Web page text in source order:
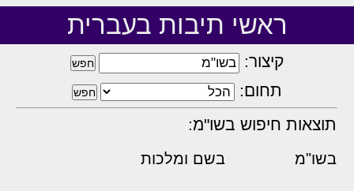
ראשי תיבות בעברית
קיצור:
תחום:
תוצאות חיפוש בשו"מ:
בשו"מ בשם ומלכות